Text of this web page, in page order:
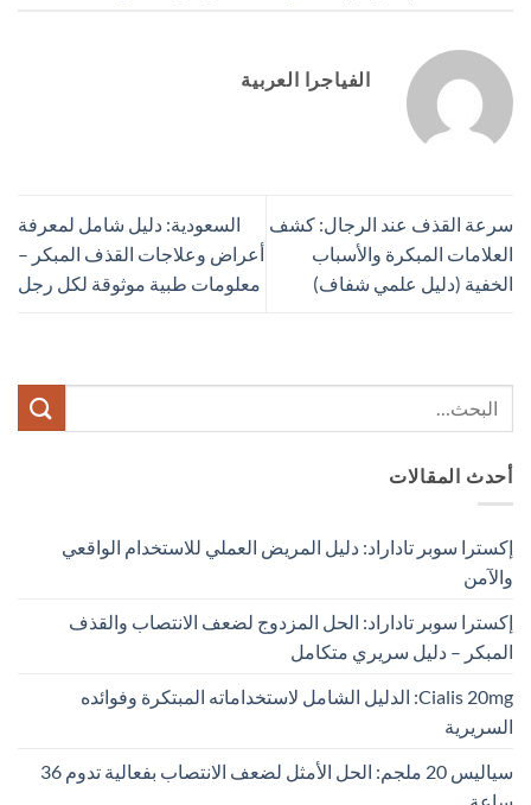
الفياجرا العربية
سرعة القذف عند الرجال: كشف
العلامات المبكرة والأسباب
الخفية (دليل علمي شفاف)
السعودية: دليل شامل لمعرفة
أعراض وعلاجات القذف المبكر –
معلومات طبية موثوقة لكل رجل
أحدث المقالات
إكسترا سوبر تاداراد: دليل المريض العملي للاستخدام الواقعي
والآمن
إكسترا سوبر تاداراد: الحل المزدوج لضعف الانتصاب والقذف
المبكر – دليل سريري متكامل
Cialis 20mg: الدليل الشامل لاستخداماته المبتكرة وفوائده
السريرية
سياليس 20 ملجم: الحل الأمثل لضعف الانتصاب بفعالية تدوم 36